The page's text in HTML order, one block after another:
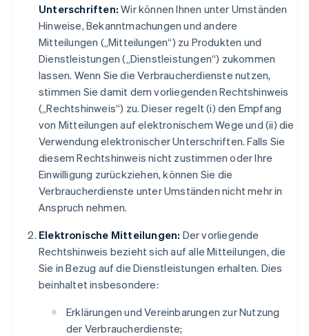
Unterschriften: Wir können Ihnen unter Umständen
Hinweise, Bekanntmachungen und andere
Mitteilungen („Mitteilungen“) zu Produkten und
Dienstleistungen („Dienstleistungen“) zukommen
lassen. Wenn Sie die Verbraucherdienste nutzen,
stimmen Sie damit dem vorliegenden Rechtshinweis
(„Rechtshinweis“) zu. Dieser regelt (i) den Empfang
von Mitteilungen auf elektronischem Wege und (ii) die
Verwendung elektronischer Unterschriften. Falls Sie
diesem Rechtshinweis nicht zustimmen oder Ihre
Einwilligung zurückziehen, können Sie die
Verbraucherdienste unter Umständen nicht mehr in
Anspruch nehmen.
Elektronische Mitteilungen: Der vorliegende
Rechtshinweis bezieht sich auf alle Mitteilungen, die
Sie in Bezug auf die Dienstleistungen erhalten. Dies
beinhaltet insbesondere:
Erklärungen und Vereinbarungen zur Nutzung
der Verbraucherdienste;